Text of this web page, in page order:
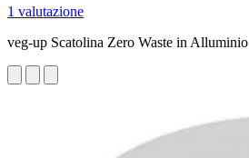
1 valutazione
veg-up Scatolina Zero Waste in Alluminio